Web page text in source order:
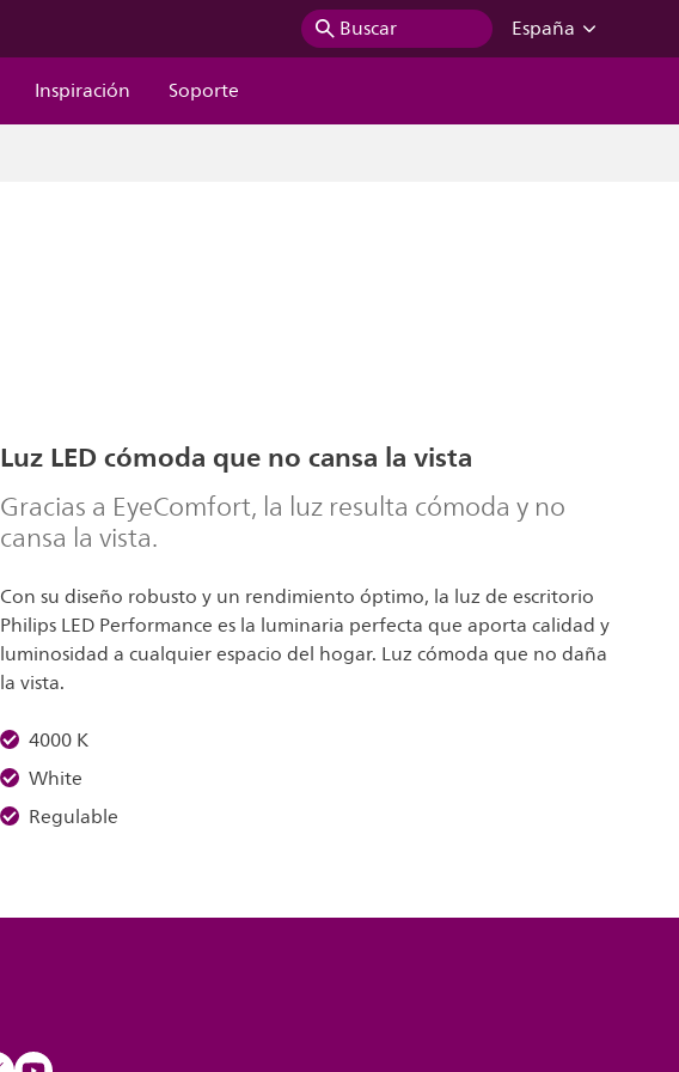
Buscar
España
Inspiración Soporte
Luz LED cómoda que no cansa la vista
Gracias a EyeComfort, la luz resulta cómoda y no
cansa la vista.
Con su diseño robusto y un rendimiento óptimo, la luz de escritorio
Philips LED Performance es la luminaria perfecta que aporta calidad y
luminosidad a cualquier espacio del hogar. Luz cómoda que no daña
la vista.
4000 K
White
Regulable